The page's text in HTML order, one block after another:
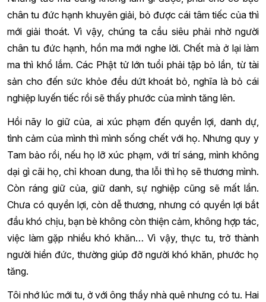
chân tu đức hạnh khuyên giải, bỏ được cái tâm tiếc của thì
mới giải thoát. Vì vậy, chúng ta cầu siêu phải nhờ người
chân tu đức hạnh, hồn ma mới nghe lời. Chết mà ở lại làm
ma thì khổ lắm. Các Phật tử lớn tuổi phải tập bỏ lần, từ tài
sản cho đến sức khỏe đều dứt khoát bỏ, nghĩa là bỏ cái
nghiệp luyến tiếc rồi sẽ thấy phước của mình tăng lên.
Hồi nãy lo giữ của, ai xúc phạm đến quyền lợi, danh dự,
tình cảm của mình thì mình sống chết với họ. Nhưng quy y
Tam bảo rồi, nếu họ lỡ xúc phạm, với trí sáng, mình không
dại gì cãi họ, chỉ khoan dung, tha lỗi thì họ sẽ thương mình.
Còn ráng giữ của, giữ danh, sự nghiệp cũng sẽ mất lần.
Chưa có quyền lợi, còn dễ thương, nhưng có quyền lợi bắt
đầu khó chịu, bạn bè không còn thiện cảm, không hợp tác,
việc làm gặp nhiều khó khăn… Vì vậy, thực tu, trở thành
người hiền đức, thường giúp đỡ người khó khăn, phước họ
tăng.
Tôi nhớ lúc mới tu, ở với ông thầy nhà quê nhưng có tu. Hai